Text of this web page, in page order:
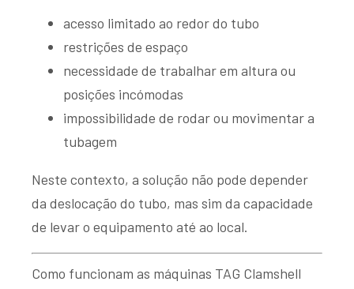
acesso limitado ao redor do tubo
restrições de espaço
necessidade de trabalhar em altura ou
posições incómodas
impossibilidade de rodar ou movimentar a
tubagem
Neste contexto, a solução não pode depender
da deslocação do tubo, mas sim da capacidade
de levar o equipamento até ao local.
Como funcionam as máquinas TAG Clamshell